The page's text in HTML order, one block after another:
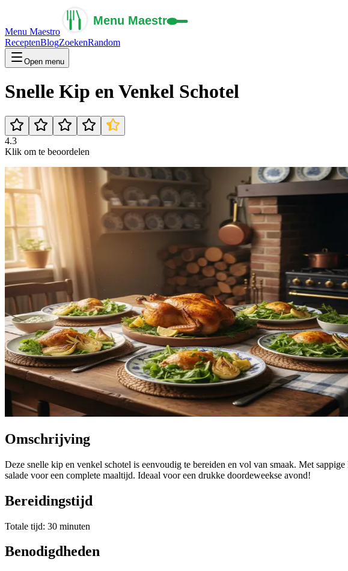
Menu Maestro
ReceptenBlogZoekenRandom
Open menu
Snelle Kip en Venkel Schotel
4.3
Klik om te beoordelen
Omschrijving
Deze snelle kip en venkel schotel is eenvoudig te bereiden en vol van smaak. Met
salade voor een complete maaltijd. Ideaal voor een drukke doordeweekse avond!
Bereidingstijd
Totale tijd: 30 minuten
Benodigdheden